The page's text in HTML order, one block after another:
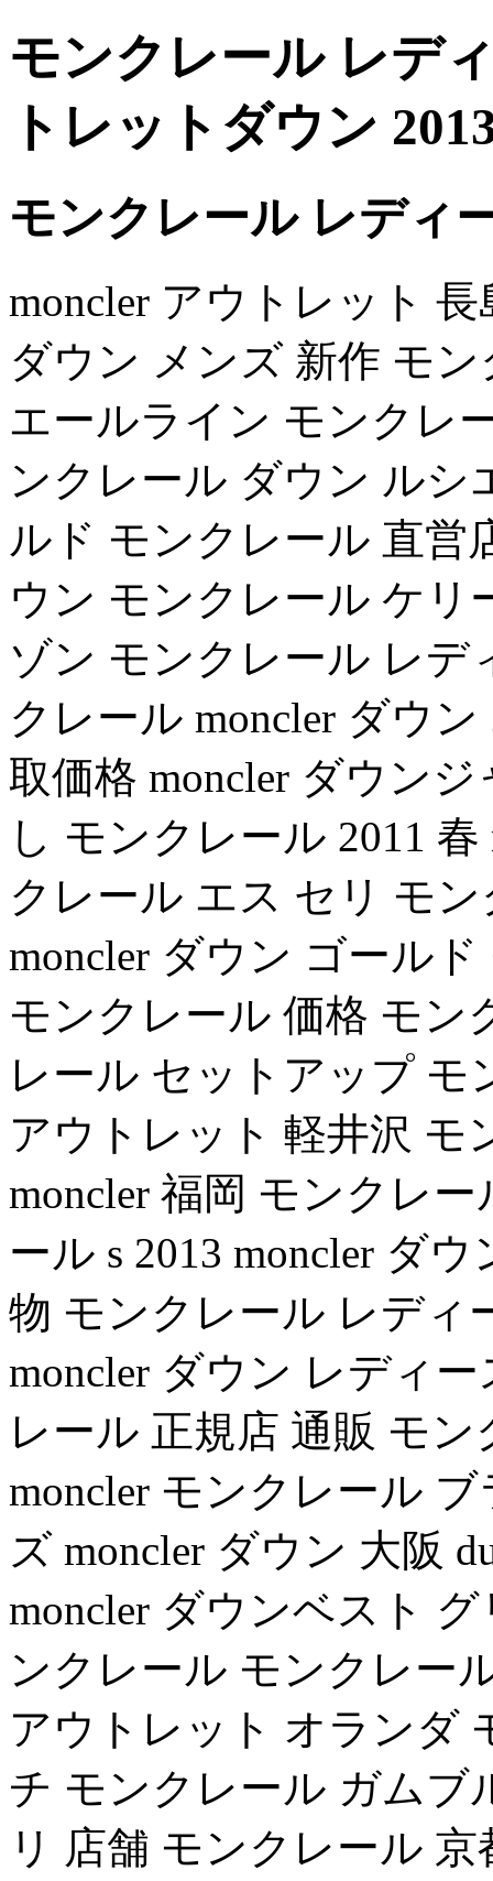
モンクレール レデ
トレットダウン
モンクレール レディ
moncler アウトレット
ダウン メンズ 新作 モ
エールライン モンクレ
ンクレール ダウン ルシ
ルド モンクレール 直営
ウン モンクレール ケリ
ゾン モンクレール レデ
クレール moncler ダウ
取価格 moncler ダウン
し モンクレール 2011
クレール エス セリ モ
moncler ダウン ゴール
モンクレール 価格 モン
レール セットアップ モ
アウトレット 軽井沢 モ
moncler 福岡 モンクレ
ール s 2013 moncler ダ
物 モンクレール レディ
moncler ダウン レディ
レール 正規店 通販 モ
moncler モンクレール
ズ moncler ダウン 大阪
moncler ダウンベスト
ンクレール モンクレー
アウトレット オランダ
チ モンクレール ガムブ
リ 店舗 モンクレール